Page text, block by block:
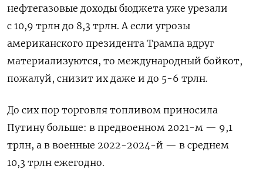
нефтегазовые доходы бюджета уже урезали
с 10,9 трлн до 8,3 трлн. А если угрозы
американского президента Трампа вдруг
материализуются, то международный бойкот,
пожалуй, снизит их даже и до 5-6 трлн.
До сих пор торговля топливом приносила
Путину больше: в предвоенном 2021-м — 9,1
трлн, а в военные 2022-2024-й — в среднем
10,3 трлн ежегодно.